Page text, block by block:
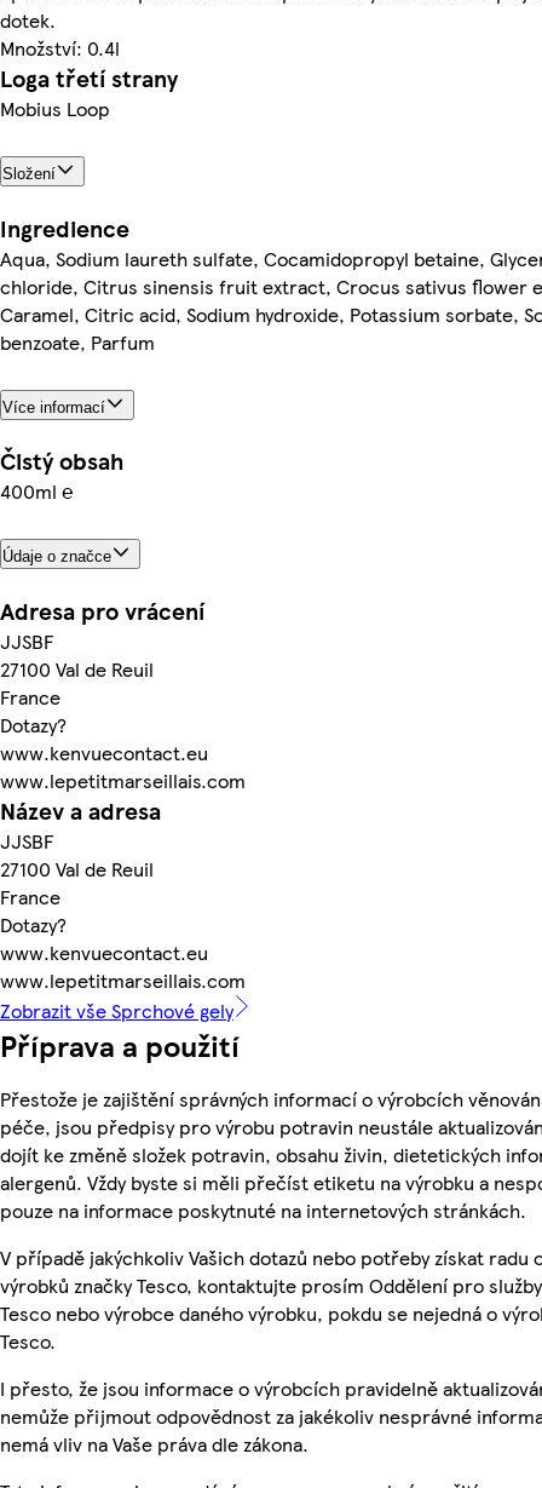
dotek.
Množství: 0.4l
Loga třetí strany
Mobius Loop
Složení
Ingredience
Aqua, Sodium laureth sulfate, Cocamidopropyl betaine,
chloride, Citrus sinensis fruit extract, Crocus sativus flower
Caramel, Citric acid, Sodium hydroxide, Potassium sorbate,
benzoate, Parfum
Více informací
Čistý obsah
400ml ℮
Údaje o značce
Adresa pro vrácení
JJSBF
27100 Val de Reuil
France
Dotazy?
www.kenvuecontact.eu
www.lepetitmarseillais.com
Název a adresa
JJSBF
27100 Val de Reuil
France
Dotazy?
www.kenvuecontact.eu
www.lepetitmarseillais.com
Zobrazit vše Sprchové gely
Příprava a použití
Přestože je zajištění správných informací o výrobcích
péče, jsou předpisy pro výrobu potravin neustále
dojít ke změně složek potravin, obsahu živin, dietetických
alergenů. Vždy byste si měli přečíst etiketu na výrobku a
pouze na informace poskytnuté na internetových stránkách.
V případě jakýchkoliv Vašich dotazů nebo potřeby získat radu
výrobků značky Tesco, kontaktujte prosím Oddělení pro
Tesco nebo výrobce daného výrobku, pokdu se nejedná o
Tesco.
I přesto, že jsou informace o výrobcích pravidelně
nemůže přijmout odpovědnost za jakékoliv nesprávné
nemá vliv na Vaše práva dle zákona.